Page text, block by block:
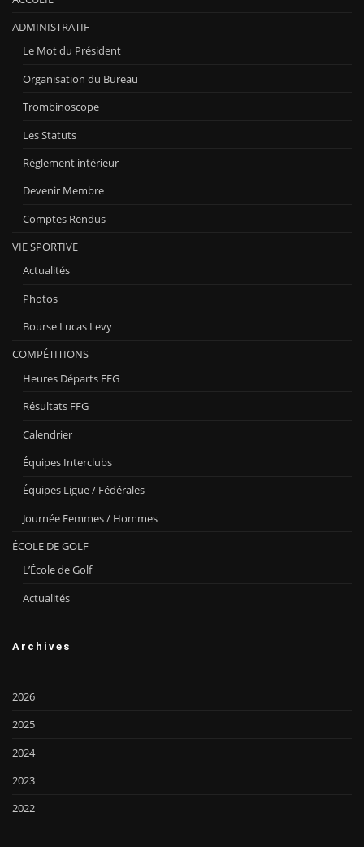
ADMINISTRATIF
Le Mot du Président
Organisation du Bureau
Trombinoscope
Les Statuts
Règlement intérieur
Devenir Membre
Comptes Rendus
VIE SPORTIVE
Actualités
Photos
Bourse Lucas Levy
COMPÉTITIONS
Heures Départs FFG
Résultats FFG
Calendrier
Équipes Interclubs
Équipes Ligue / Fédérales
Journée Femmes / Hommes
ÉCOLE DE GOLF
L’École de Golf
Actualités
Archives
2026
2025
2024
2023
2022